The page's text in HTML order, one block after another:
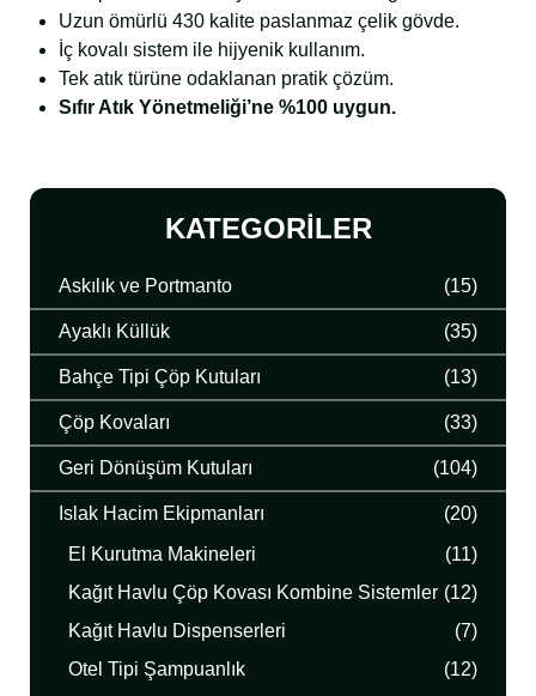
KATEGORILER
Askılık ve Portmanto (15)
Ayaklı Küllük (35)
Bahçe Tipi Çöp Kutuları (13)
Çöp Kovaları (33)
Geri Dönüşüm Kutuları (104)
Islak Hacim Ekipmanları
(20)
El Kurutma Makineleri
(11)
Kağıt Havlu Çöp Kovası Kombine Sistemler (12)
Kağıt Havlu Dispenserleri
(7)
Otel Tipi Şampuanlık
(12)
Uzun ömürlü 430 kalite paslanmaz çelik gövde.
İç kovalı sistem ile hijyenik kullanım.
Tek atık türüne odaklanan pratik çözüm.
Sıfır Atık Yönetmeliği’ne %100 uygun.